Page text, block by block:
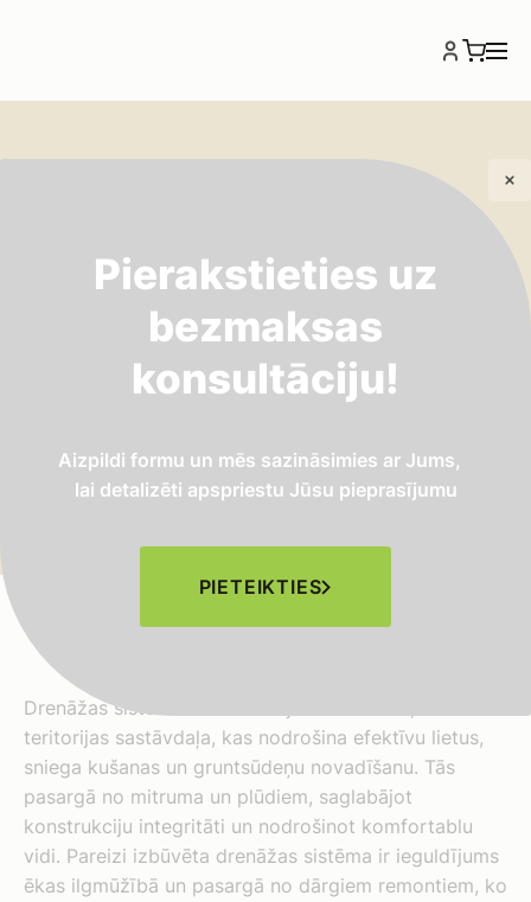
Drenāžas sistēmas
Drenāžas sistēmas ir būtiska jebkuras ēkas, būves vai
teritorijas sastāvdaļa, kas nodrošina efektīvu lietus,
sniega kušanas un gruntsūdeņu novadīšanu. Tās
pasargā no mitruma un plūdiem, saglabājot
konstrukciju integritāti un nodrošinot komfortablu
vidi. Pareizi izbūvēta drenāžas sistēma ir ieguldījums
ēkas ilgmūžībā un pasargā no dārgiem remontiem, ko
Pierakstieties uz
bezmaksas
konsultāciju!
Aizpildi formu un mēs sazināsimies ar Jums,
lai detalizēti apspriestu Jūsu pieprasījumu
PIETEIKTIES